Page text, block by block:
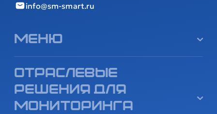
info@sm-smart.ru
Меню
Отраслевые
решения для
мониторинга